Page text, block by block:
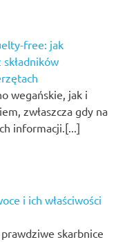
free: jak
wegańskie, jak i
zwłaszcza gdy na
informacji.[...]
i ich właściwości
skarbnice